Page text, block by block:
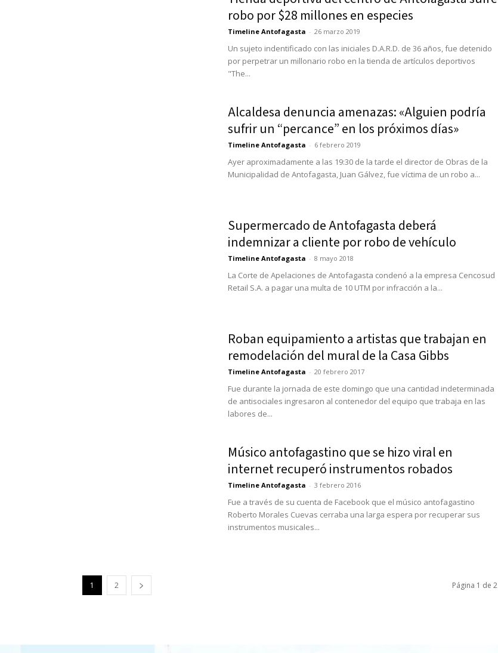
robo por $28 millones en especies
Timeline Antofagasta - 26 marzo 2019
Un sujeto indentificado con las iniciales D.A.R.D. de 36 años, fue detenido
por perpetrar un millonario robo en la tienda de artículos deportivos
"The...
Alcaldesa denuncia amenazas: «Alguien podría
sufrir un “percance” en los próximos días»
Timeline Antofagasta - 6 febrero 2019
Ayer aproximadamente a las 19:30 de la tarde el director de Obras de la
Municipalidad de Antofagasta, Juan Gálvez, fue víctima de un robo a...
Supermercado de Antofagasta deberá
indemnizar a cliente por robo de vehículo
Timeline Antofagasta - 8 mayo 2018
La Corte de Apelaciones de Antofagasta condenó a la empresa Cencosud
Retail S.A. a pagar una multa de 10 UTM por infracción a la...
Roban equipamiento a artistas que trabajan en
remodelación del mural de la Casa Gibbs
Timeline Antofagasta - 20 febrero 2017
Fue durante la jornada de este domingo que una cantidad indeterminada
de antisociales ingresaron al contenedor del equipo que trabaja en las
labores de...
Músico antofagastino que se hizo viral en
internet recuperó instrumentos robados
Timeline Antofagasta - 3 febrero 2016
Fue a través de su cuenta de Facebook que el músico antofagastino
Roberto Morales Cuevas cerraba una larga espera por recuperar sus
instrumentos musicales...
1 2 Página 1 de 2